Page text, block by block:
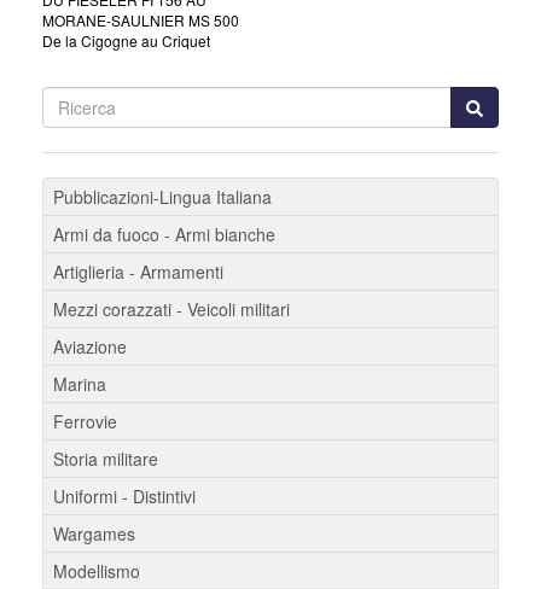
MORANE-SAULNIER MS 500
De la Cigogne au Criquet
Pubblicazioni-Lingua Italiana
Armi da fuoco - Armi bianche
Artiglieria - Armamenti
Mezzi corazzati - Veicoli militari
Aviazione
Marina
Ferrovie
Storia militare
Uniformi - Distintivi
Wargames
Modellismo